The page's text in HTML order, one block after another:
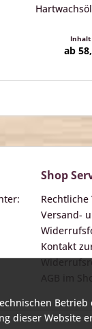
Inhalt
ab
Shop
Versand-
Kontakt
dieser Website